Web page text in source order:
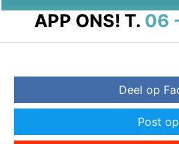
APP ONS! T. 06
Deel op
Post